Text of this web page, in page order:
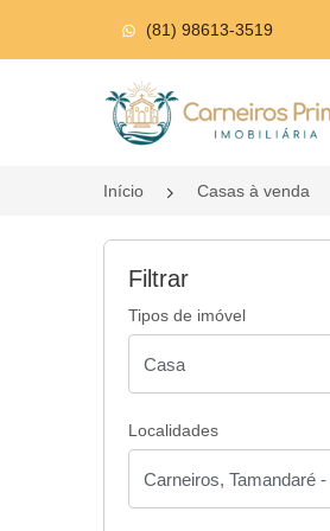
(81) 98613-3519
Página inicial
Início Casas à venda
Filtrar
Tipos de imóvel
Localidades